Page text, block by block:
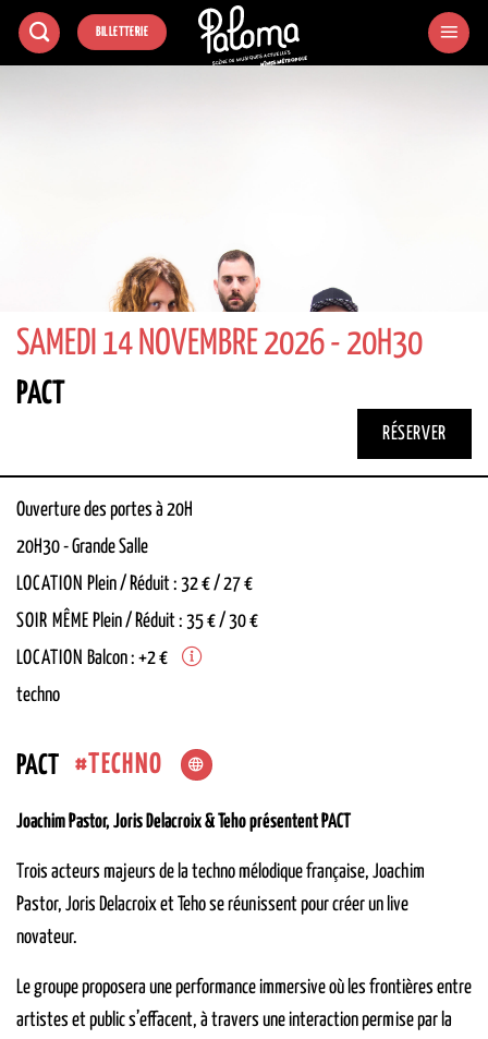
Passer
BILLETTERIE
SAMEDI 14 NOVEMBRE 2026 - 20H30
PACT
RÉSERVER
Ouverture des portes à 20H
20H30-Grande Salle
LOCATION Plein / Réduit : 32 € / 27 €
SOIR MÊME Plein / Réduit : 35 € / 30 €
LOCATION Balcon : +2 €
techno
PACT TECHNO
Joachim Pastor, Joris Delacroix & Teho présentent PACT
Trois acteurs majeurs de la techno mélodique française, Joachim
Pastor, Joris Delacroix et Teho se réunissent pour créer un live
novateur.
Le groupe proposera une performance immersive où les frontières entre
artistes et public s’effacent, à travers une interaction permise par la